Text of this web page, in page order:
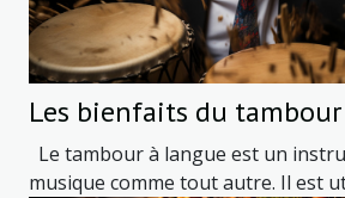
Les bienfaits du
Le tambour à langue est un
musique comme tout autre. Il est